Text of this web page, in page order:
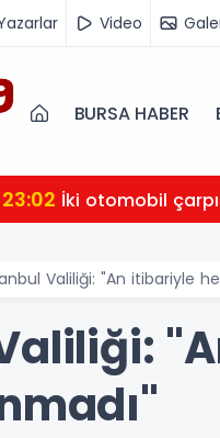
Video
BURSA HABER
23:02 İki otomobil
Valiliği: "An itibariyle